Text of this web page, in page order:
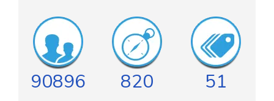
90896 820 51